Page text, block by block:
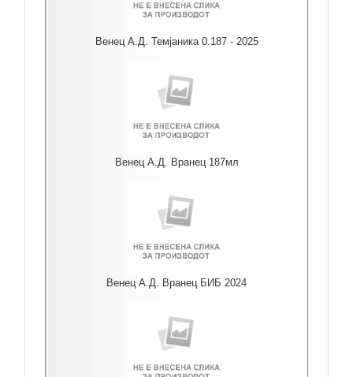
Венец А.Д. Темјаника 0.187 - 2025
Венец А.Д. Вранец 187мл
Венец А.Д. Вранец БИБ 2024